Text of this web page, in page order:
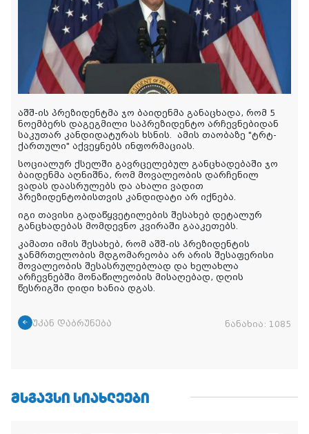
აშშ-ის პრეზიდენტმა ჯო ბაიდენმა განაცხადა, რომ 5
ნოემბერს დაგეგმილი საპრეზიდენტო არჩევნებიდან
საკუთარ კანდიდატურას ხსნის. ამის თაობაზე "ტრტ-
ქართული" აქვეყნებს ინფორმაციას
სოციალურ ქსელში გავრცელებულ განცხადებაში ჯო
ბაიდენმა აღნიშნა, რომ მოვალეობის დარჩენილ
ვადას დაასრულებს და ახალი ვადით
პრეზიდენტობისთვის კანდიდატი არ იქნება.
იგი თავისი გადაწყვეტილების შესახებ დეტალურ
განცხადებას მომდევნო კვირაში გააკეთებს.
კამათი იმის შესახებ, რომ აშშ-ის პრეზიდენტის
ჯანმრთელობის მდგომარეობა არ არის შესაფერისი
მოვალეობის შესასრულებლად და ხელახლა
არჩევნებში მონაწილეობის მისაღებად, დღის
წესრიგში დიდი ხანია დგას.
უკან დაბრუნება ნანახია: 1085
ᲛᲡᲒᲐᲕᲡᲘ ᲡᲘᲐᲮᲚᲔᲔᲑᲘ